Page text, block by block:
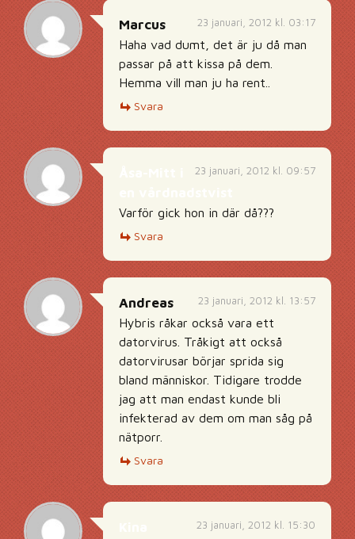
23 januari, 2012 kl. 03:17
Marcus
Haha vad dumt, det är ju då man
passar på att kissa på dem.
Hemma vill man ju ha rent..
Svara
23 januari, 2012 kl. 09:57
Varför gick hon in där då???
Svara
23 januari, 2012 kl. 13:57
Andreas
Hybris råkar också vara ett
datorvirus. Tråkigt att också
datorvirusar börjar sprida sig
bland människor. Tidigare trodde
jag att man endast kunde bli
infekterad av dem om man såg på
nätporr.
Svara
23 januari, 2012 kl. 15:30